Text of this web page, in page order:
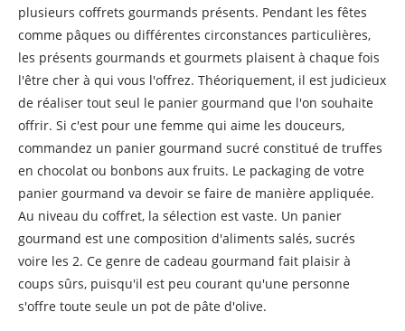
plusieurs coffrets gourmands présents. Pendant les fêtes
comme pâques ou différentes circonstances particulières,
les présents gourmands et gourmets plaisent à chaque fois
l'être cher à qui vous l'offrez. Théoriquement, il est judicieux
de réaliser tout seul le panier gourmand que l'on souhaite
offrir. Si c'est pour une femme qui aime les douceurs,
commandez un panier gourmand sucré constitué de truffes
en chocolat ou bonbons aux fruits. Le packaging de votre
panier gourmand va devoir se faire de manière appliquée.
Au niveau du coffret, la sélection est vaste. Un panier
gourmand est une composition d'aliments salés, sucrés
voire les 2. Ce genre de cadeau gourmand fait plaisir à
coups sûrs, puisqu'il est peu courant qu'une personne
s'offre toute seule un pot de pâte d'olive.